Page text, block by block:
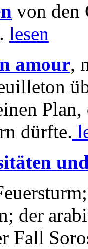
von den
lesen
amour,
Plan,
dürfte.
der
Fall